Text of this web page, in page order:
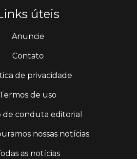
úteis
Anuncie
Contato
de privacidade
Termos de uso
de conduta editorial
nossas notícias
as notícias